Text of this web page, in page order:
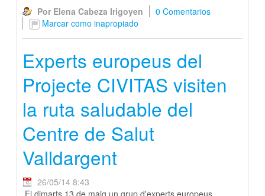
Por Elena Cabeza Irigoyen
0 Comentarios
Marcar como inapropiado
Experts europeus del
Projecte CIVITAS visiten
la ruta saludable del
Centre de Salut
Valldargent
26/05/14 8:43